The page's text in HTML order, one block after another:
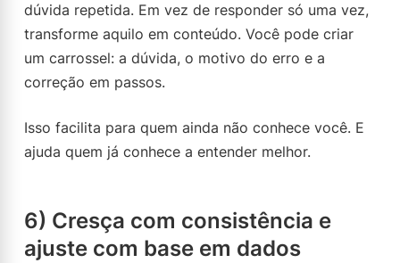
dúvida repetida. Em vez de responder só uma vez,
transforme aquilo em conteúdo. Você pode criar
um carrossel: a dúvida, o motivo do erro e a
correção em passos.
Isso facilita para quem ainda não conhece você. E
ajuda quem já conhece a entender melhor.
6) Cresça com consistência e
ajuste com base em dados